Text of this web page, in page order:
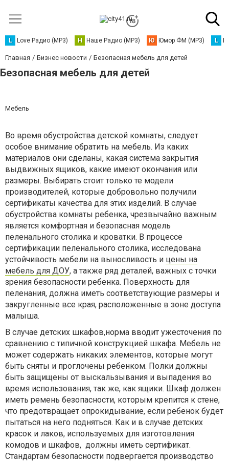
L Love Радио (MP3) Н Наше Радио (MP3) Ю Юмор ФМ (MP3) L
Главная Бизнес новости Безопасная мебель для детей
Безопасная мебель для детей
Мебель
Во время обустройства детской комнаты, следует
особое внимание обратить на мебель. Из каких
материалов они сделаны, какая система закрытия
выдвижных ящиков, какие имеют окончания или
размеры. Выбирать стоит только те модели
производителей, которые добровольно получили
сертификаты качества для этих изделий. В случае
обустройства комнаты ребенка, чрезвычайно важным
является комфортная и безопасная модель
пеленального столика и кроватки. В процессе
сертификации пеленального столика, исследована
устойчивость мебели на выносливость и цены на
мебель для ДОУ, а также ряд деталей, важных с точки
зрения безопасности ребенка. Поверхность для
пеленания, должна иметь соответствующие размеры и
закругленные все края, расположенные в зоне доступа
малыша.
В случае детских шкафов,норма вводит ужесточения по
сравнению с типичной конструкцией шкафа. Мебель не
может содержать никаких элементов, которые могут
быть сняты и проглочены ребенком. Полки должны
быть защищены от выскальзывания и выпадения во
время использования, так же, как ящики. Шкаф должен
иметь ремень безопасности, которым крепится к стене,
что предотвращает опрокидывание, если ребенок будет
пытаться на него подняться. Как и в случае детских
красок и лаков, используемых для изготовления
комодов и шкафов, должны иметь сертификат.
Стандартам безопасности подвергается производство